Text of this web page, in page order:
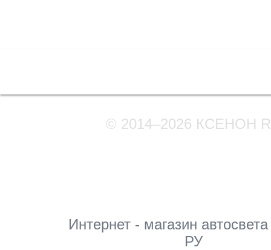
© 2014–2026 КСЕНОН
Интернет - магазин
РУ